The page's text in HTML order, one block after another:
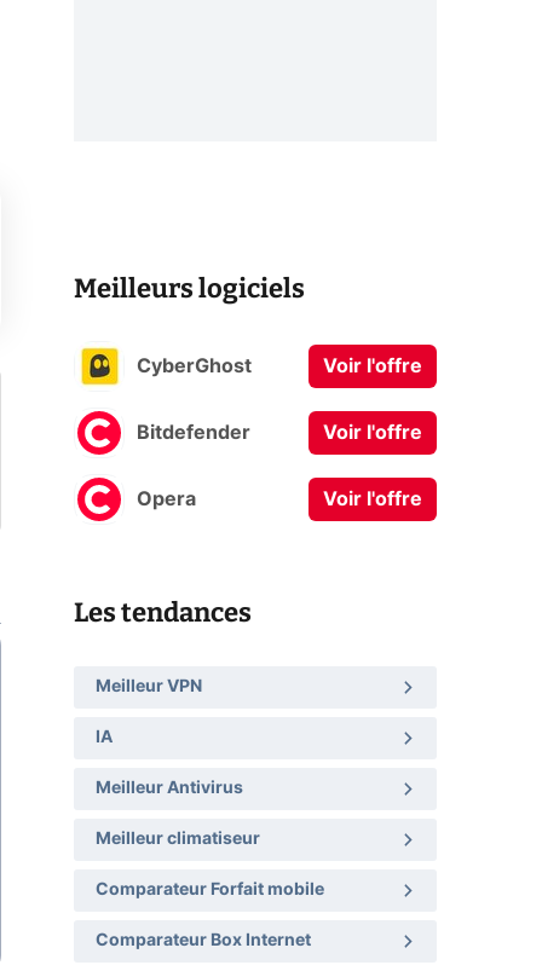
Meilleurs logiciels
CyberGhost Voir l'offre
Bitdefender Voir l'offre
Opera Voir l'offre
Les tendances
Meilleur VPN
IA
Meilleur Antivirus
Meilleur climatiseur
Comparateur Forfait mobile
Comparateur Box Internet